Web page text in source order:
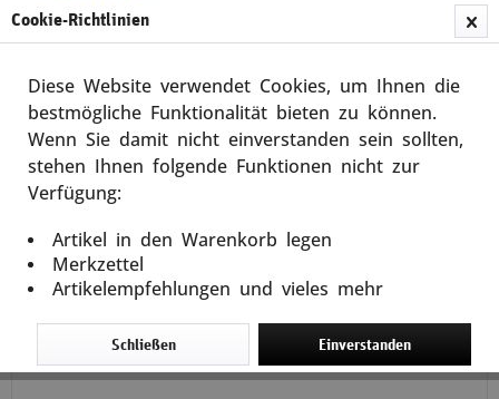
Merken
Sieg der Körperfreude
Mit der Verbreitung der
Farbfotographie in den 1930er
Jahren konnte sich auch die
Freikörperbewegung neu darstellen
und ihr Anliegen mit zahlreichen
19,95 € *
Cookie-Richtlinien
Diese Website verwendet Cookies, um Ihnen die
bestmögliche Funktionalität bieten zu können.
Wenn Sie damit nicht einverstanden sein sollten,
stehen Ihnen folgende Funktionen nicht zur
Verfügung:
Artikel in den Warenkorb legen
Merkzettel
Artikelempfehlungen und vieles mehr
Einverstanden
Schließen